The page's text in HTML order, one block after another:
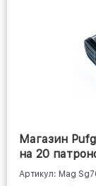
Магазин
на 20
Артикул: Mag